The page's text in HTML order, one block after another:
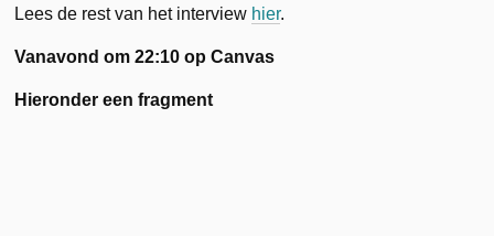
Lees de rest van het interview hier.
Vanavond om 22:10 op Canvas
Hieronder een fragment